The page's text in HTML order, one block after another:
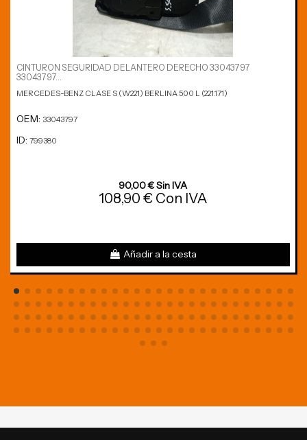
CINTURON SEGURIDAD DELANTERO DERECHO 33043797
33043797...
MERCEDES-BENZ CLASE S (W221) BERLINA 500 L (221.171)
OEM: 33043797
ID: 799380
90,00 € Sin IVA
108,90 € Con IVA
Añadir a la cesta